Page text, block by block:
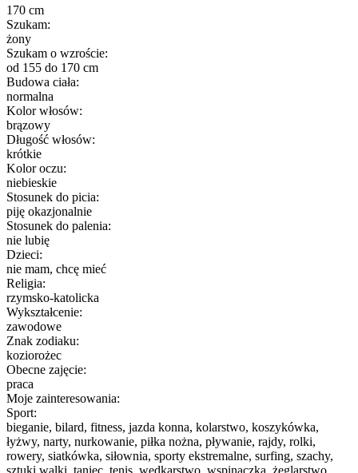
170 cm
Szukam:
żony
Szukam o wzroście:
od 155 do 170 cm
Budowa ciała:
normalna
Kolor włosów:
brązowy
Długość włosów:
krótkie
Kolor oczu:
niebieskie
Stosunek do picia:
piję okazjonalnie
Stosunek do palenia:
nie lubię
Dzieci:
nie mam, chcę mieć
Religia:
rzymsko-katolicka
Wykształcenie:
zawodowe
Znak zodiaku:
koziorożec
Obecne zajęcie:
praca
Moje zainteresowania:
Sport:
bieganie, bilard, fitness, jazda konna, kolarstwo, koszykówka,
łyżwy, narty, nurkowanie, piłka nożna, pływanie, rajdy, rolki,
rowery, siatkówka, siłownia, sporty ekstremalne, surfing, szachy,
sztuki walki, taniec, tenis, wędkarstwo, wspinaczka, żeglarstwo